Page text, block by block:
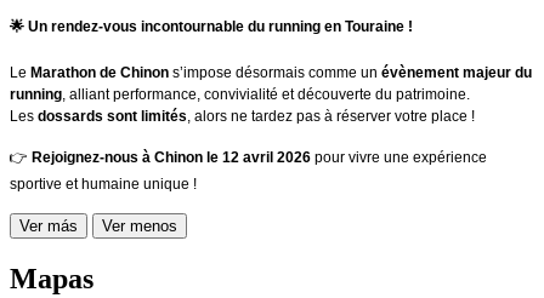
🌟 Un rendez-vous incontournable du running en Touraine !
Le Marathon de Chinon s’impose désormais comme un évènement majeur du
running, alliant performance, convivialité et découverte du patrimoine.
Les dossards sont limités, alors ne tardez pas à réserver votre place !
👉 Rejoignez-nous à Chinon le 12 avril 2026 pour vivre une expérience
sportive et humaine unique !
Ver más Ver menos
Mapas